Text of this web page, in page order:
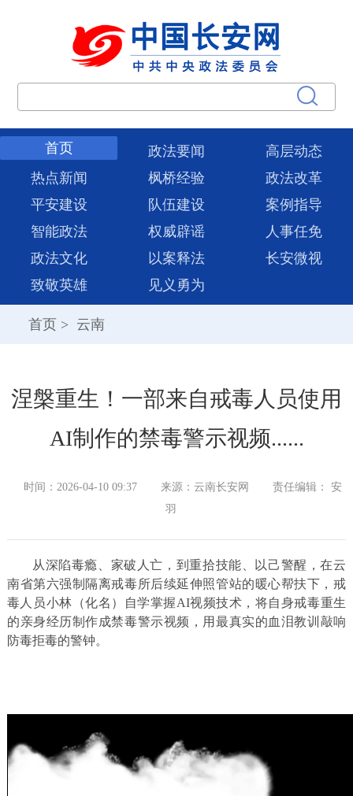
首页 政法要闻
高层动态
热点新闻
枫桥经验
政法改革
平安建设
队伍建设
案例指导
智能政法
权威辟谣
人事任免
政法文化
以案释法
长安微视
致敬英雄
见义勇为
首页 > 云南
涅槃重生！一部来自戒毒人员使用
AI制作的禁毒警示视频......
时间：2026-04-10 09:37 来源：云南长安网
责任编辑： 安
羽
从深陷毒瘾、家破人亡， 到重拾技能、以己警醒，在云
南省第六强制隔离戒毒所后续延伸照管站的暖心帮扶下，戒
毒人员小林（化名）
自学掌握AI视频技术， 将自身戒毒重生
的亲身经历制作成禁毒警示视频， 用最真实的血泪教训 敲响
防毒拒毒的警钟。